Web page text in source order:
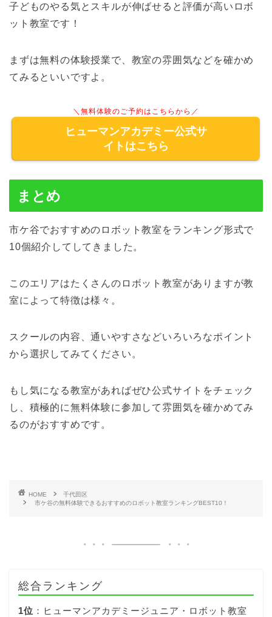
子どものやる気とスキルが伸ばせると評価が高いロボ
ット教室です！
まずは無料の体験授業で、教室の雰囲気などを確かめ
てみるといいですよ。
＼無料体験のご予約はこちらから／
ヒューマンアカデミー公式サ
イトはこちら
まとめ
市ケ谷でおすすめのロボット教室をランキング形式で
10個紹介してしてきました。
このエリアはたくさんのロボット教室がありますが教
室によって特徴は様々。
スクールの内容、通いやすさなどいろいろなポイント
から選択してみてください。
もし気になる教室があればぜひ公式サイトをチェック
し、積極的に無料体験に参加して雰囲気を確かめてみ
るのがおすすめです。
HOME
千代田区
市ケ谷の無料体験できるおすすめのロボット教室ランキングBEST10！
総合ランキング
1位 ：ヒューマンアカデミージュニア・ロボット教室